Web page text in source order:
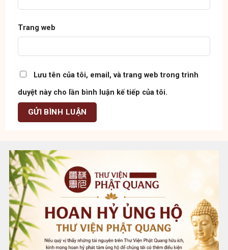
Trang web
Lưu tên của tôi, email, và trang web trong trình
duyệt này cho lần bình luận kế tiếp của tôi.